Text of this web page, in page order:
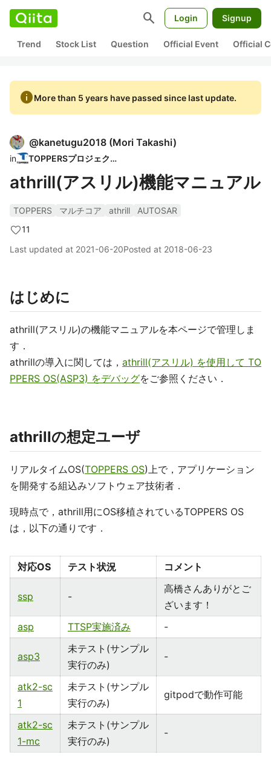
search Login Signup
Trend Stock List Question Official Event Official
infoMore than 5 years have passed since last update.
@kanetugu2018 (Mori Takashi)
in TOPPERSプロジェクト
athrill(アスリル)機能マニュアル
TOPPERS マルチコア athrill
AUTOSAR
11
Last updated at 2021-06-20Posted at 2018-06-23
はじめに
athrill(アスリル)の機能マニュアルを本ページで管理しま
す．
athrillの導入に関しては， athrill(アスリル) を使用して TO
PPERS OS(ASP3) をデバッグをご参照ください．
athrillの想定ユーザ
リアルタイムOS(TOPPERS OS)上で，アプリケーション
を開発する組込みソフトウェア技術者．
現時点で，athrill用にOS移植されているTOPPERS OS
は，以下の通りです．
対応OS テスト状況 コメント
ssp -
高橋さんありがとご
ざいます！
asp
TTSP実施済み -
asp3
未テスト(サンプル
実行のみ)
-
atk2-sc
1
未テスト(サンプル
実行のみ)
gitpodで動作可能
atk2-sc
1-mc
未テスト(サンプル
実行のみ)
-